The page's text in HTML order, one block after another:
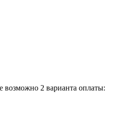
возможно 2 варианта оплаты: